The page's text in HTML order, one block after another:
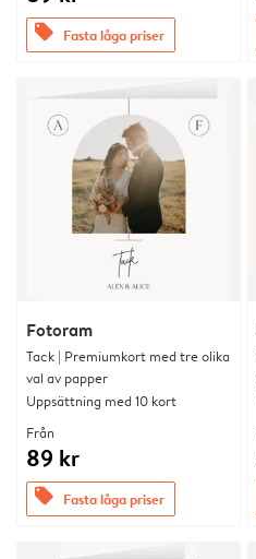
offers Fasta låga priser
Fotoram
Tack | Premiumkort med tre olika
val av papper
Uppsättning med 10 kort
Från
89 kr
offers Fasta låga priser